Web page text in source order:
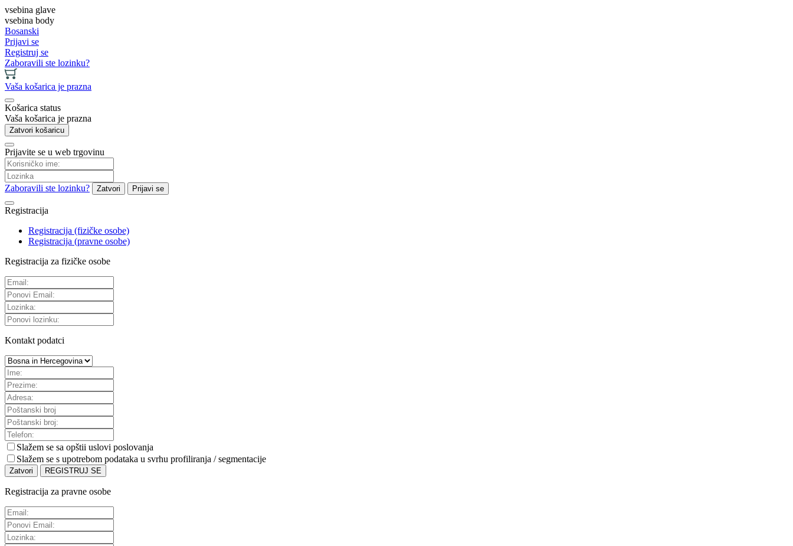
vsebina glave
vsebina body
Bosanski
Prijavi se
Registruj se
Zaboravili ste lozinku?
Vaša košarica je prazna
Košarica status
Vaša košarica je prazna
Zatvori košaricu
Prijavite se u web trgovinu
Zaboravili ste lozinku? Zatvori Prijavi se
Registracija
Registracija (fizičke osobe)
Registracija (pravne osobe)
Registracija za fizičke osobe
Kontakt podatci
Slažem se sa opštii uslovi poslovanja
Slažem se s upotrebom podataka u svrhu profiliranja / segmentacije
Zatvori REGISTRUJ SE
Registracija za pravne osobe